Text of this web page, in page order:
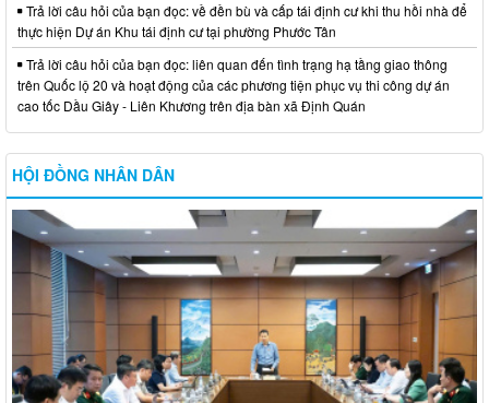
Trả lời câu hỏi của bạn đọc: về đền bù và cấp tái định cư khi thu hồi nhà để
thực hiện Dự án Khu tái định cư tại phường Phước Tân
Trả lời câu hỏi của bạn đọc: liên quan đến tình trạng hạ tầng giao thông
trên Quốc lộ 20 và hoạt động của các phương tiện phục vụ thi công dự án
cao tốc Dầu Giây - Liên Khương trên địa bàn xã Định Quán
HỘI ĐỒNG NHÂN DÂN